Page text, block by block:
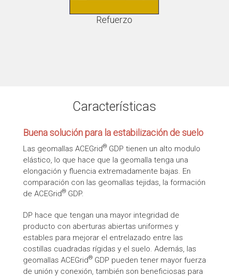
Refuerzo
Características
Buena solución para la estabilización de suelo
Las geomallas ACEGrid® GDP tienen un alto modulo
elástico, lo que hace que la geomalla tenga una
elongación y fluencia extremadamente bajas. En
comparación con las geomallas tejidas, la formación
de ACEGrid® GDP.
DP hace que tengan una mayor integridad de
producto con aberturas abiertas uniformes y
estables para mejorar el entrelazado entre las
costillas cuadradas rígidas y el suelo. Además, las
geomallas ACEGrid® GDP pueden tener mayor fuerza
de unión y conexión, también son beneficiosas para